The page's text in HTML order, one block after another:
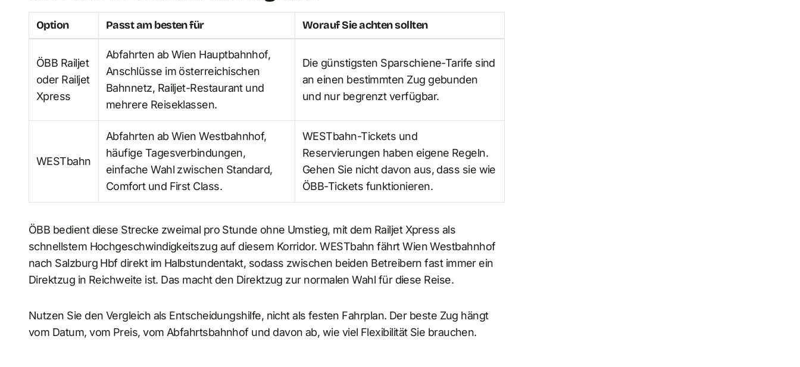
Option Passt am besten für Worauf Sie achten sollten
ÖBB Railjet
oder Railjet
Xpress
Abfahrten ab Wien Hauptbahnhof,
Anschlüsse im österreichischen
Bahnnetz, Railjet-Restaurant und
mehrere Reiseklassen.
Die günstigsten Sparschiene-Tarife sind
an einen bestimmten Zug gebunden
und nur begrenzt verfügbar.
WESTbahn
Abfahrten ab Wien Westbahnhof,
häufige Tagesverbindungen,
einfache Wahl zwischen Standard,
Comfort und First Class.
WESTbahn-Tickets und
Reservierungen haben eigene Regeln.
Gehen Sie nicht davon aus, dass sie wie
ÖBB-Tickets funktionieren.
ÖBB bedient diese Strecke zweimal pro Stunde ohne Umstieg, mit dem Railjet Xpress als
schnellstem Hochgeschwindigkeitszug auf diesem Korridor. WESTbahn fährt Wien Westbahnhof
nach Salzburg Hbf direkt im Halbstundentakt, sodass zwischen beiden Betreibern fast immer ein
Direktzug in Reichweite ist. Das macht den Direktzug zur normalen Wahl für diese Reise.
Nutzen Sie den Vergleich als Entscheidungshilfe, nicht als festen Fahrplan. Der beste Zug hängt
vom Datum, vom Preis, vom Abfahrtsbahnhof und davon ab, wie viel Flexibilität Sie brauchen.